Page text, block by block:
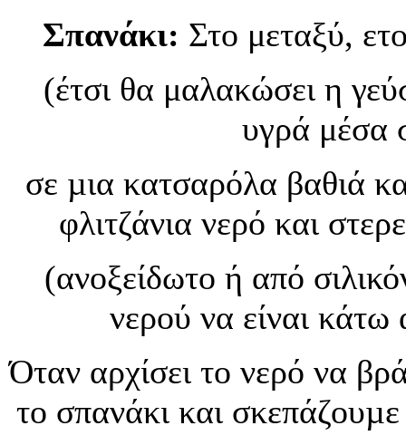
Σπανάκι: Στο μεταξύ,
(έτσι θα μαλακώσει η
υγρά μέσα
σε µια κατσαρόλα βαθιά
φλιτζάνια νερό και
(ανοξείδωτο ή από
νερού να είναι
Όταν αρχίσει το νερό να
το σπανάκι και